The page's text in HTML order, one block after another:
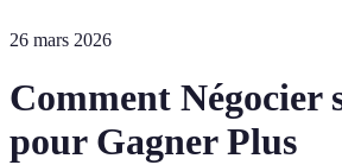
26 mars 2026
Comment Négocier
pour Gagner Plus